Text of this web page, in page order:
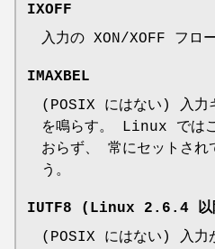
IXOFF
入力の XON/XOFF フロ
IMAXBEL
(POSIX にはない) 入力
を鳴らす。 Linux では
おらず、 常にセットされ
う。
IUTF8 (Linux 2.6.4 以
(POSIX にはない) 入